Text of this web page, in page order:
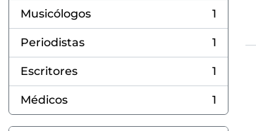
Musicólogos
, 1 results
1
Periodistas
, 1 results
1
Escritores
, 1 results
1
Médicos
, 1 results
1